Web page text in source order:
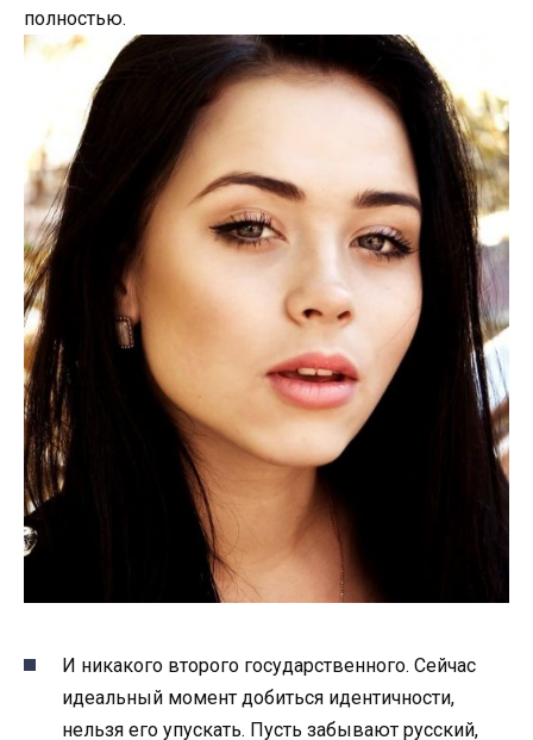
полностью.
И никакого второго государственного. Сейчас
идеальный момент добиться идентичности,
нельзя его упускать. Пусть забывают русский,